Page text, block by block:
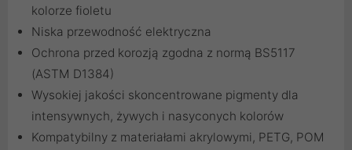
kolorze fioletu
Niska przewodność elektryczna
Ochrona przed korozją zgodna z normą BS5117
(ASTM D1384)
Wysokiej jakości skoncentrowane pigmenty dla
intensywnych, żywych i nasyconych kolorów
Kompatybilny z materiałami akrylowymi, PETG, POM